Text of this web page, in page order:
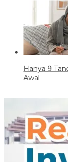
Hanya 9
Awal